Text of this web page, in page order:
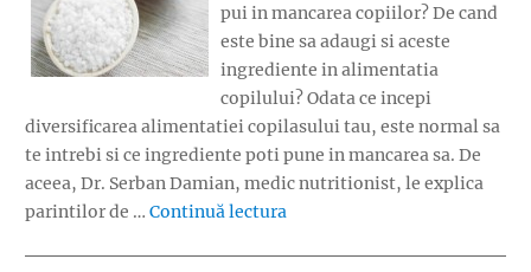
pui in mancarea copiilor? De cand
este bine sa adaugi si aceste
ingrediente in alimentatia
copilului? Odata ce incepi
diversificarea alimentatiei copilasului tau, este normal sa
te intrebi si ce ingrediente poti pune in mancarea sa. De
aceea, Dr. Serban Damian, medic nutritionist, le explica
parintilor de … Continuă lectura